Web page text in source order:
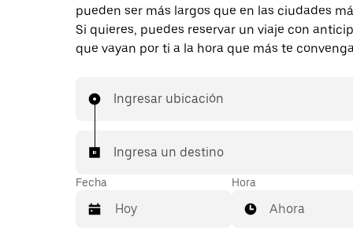
pueden ser más largos que en las ciudades
Si quieres, puedes reservar un viaje con
que vayan por ti a la hora que más te
Ingresar ubicación
Ingresa un destino
Fecha Hora
Ahora